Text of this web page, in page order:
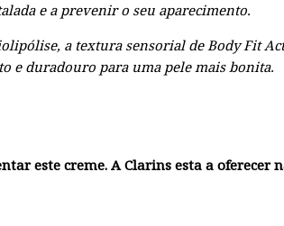
e a prevenir o seu aparecimento.
a textura sensorial de Body Fit
e duradouro para uma pele mais bonita.
este creme. A Clarins esta a oferecer